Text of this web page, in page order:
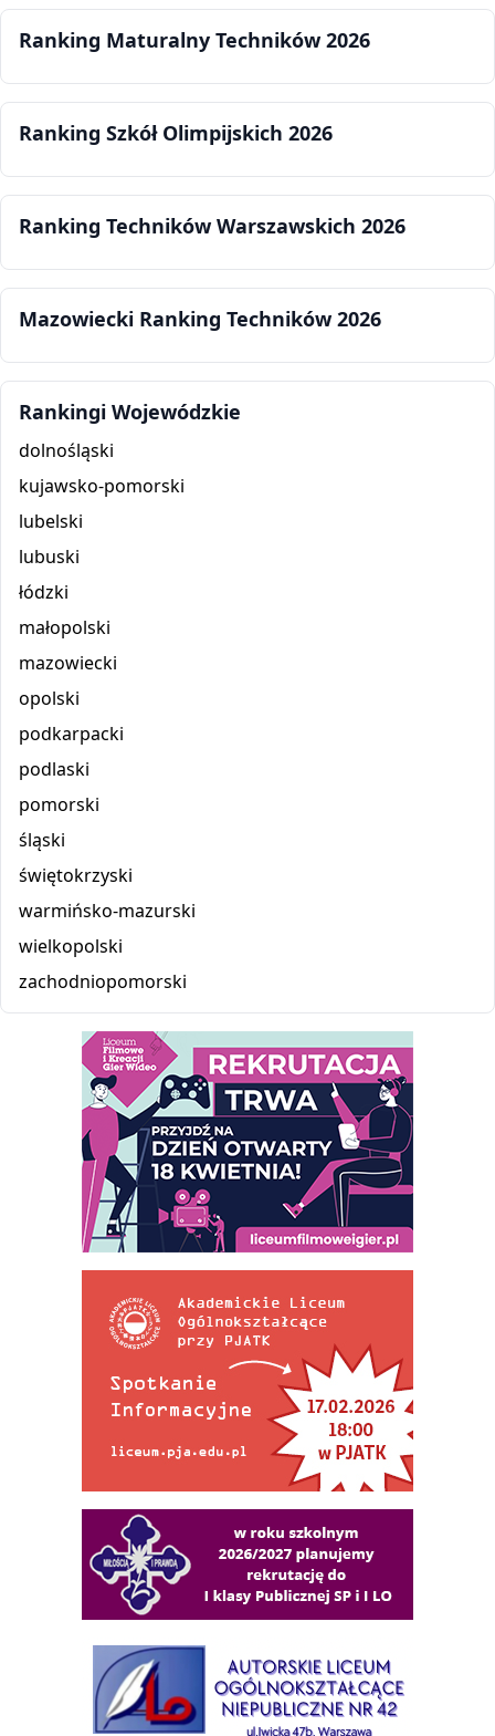
Ranking Maturalny Techników 2026
Ranking Szkół Olimpijskich 2026
Ranking Techników Warszawskich 2026
Mazowiecki Ranking Techników 2026
Rankingi Wojewódzkie
dolnośląski
kujawsko-pomorski
lubelski
lubuski
łódzki
małopolski
mazowiecki
opolski
podkarpacki
podlaski
pomorski
śląski
świętokrzyski
warmińsko-mazurski
wielkopolski
zachodniopomorski